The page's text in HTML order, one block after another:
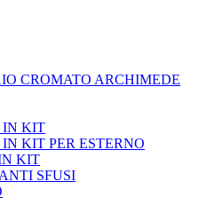
CROMATO ARCHIMEDE
IN KIT
KIT PER ESTERNO
KIT
SFUSI